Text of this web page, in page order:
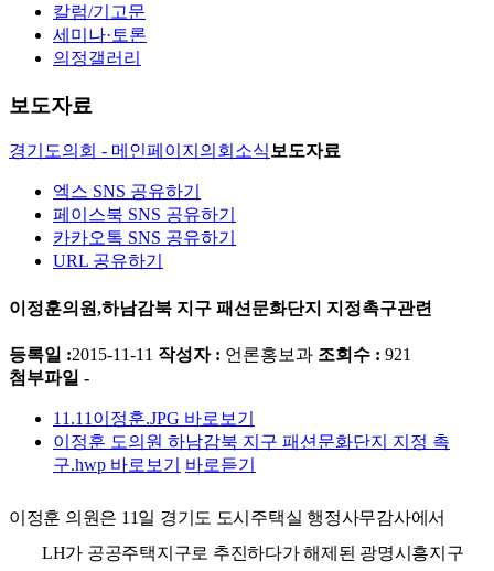
칼럼/기고문
세미나·토론
의정갤러리
보도자료
경기도의회 - 메인페이지 의회소식보도자료
엑스 SNS 공유하기
페이스북 SNS 공유하기
카카오톡 SNS 공유하기
URL 공유하기
이정훈의원,하남감북 지구 패션문화단지 지정촉구관련
등록일 :2015-11-11 작성자 : 언론홍보과 조회수 : 921
첨부파일 -
11.11이정훈.JPG 바로보기
이정훈 도의원 하남감북 지구 패션문화단지 지정 촉
구.hwp 바로보기 바로듣기
이정훈 의원은 11일 경기도 도시주택실 행정사무감사에서
LH가 공공주택지구로 추진하다가 해제된 광명시흥지구